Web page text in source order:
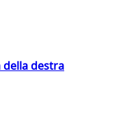
della destra